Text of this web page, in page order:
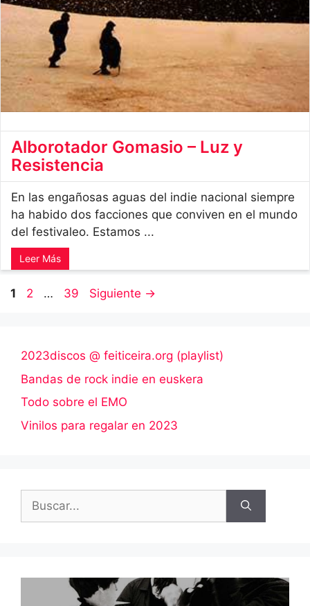
Alborotador Gomasio – Luz y
Resistencia
En las engañosas aguas del indie nacional siempre
ha habido dos facciones que conviven en el mundo
del festivaleo. Estamos ...
Leer Más
Página
1 Página
2 … Página
39 Siguiente →
2023discos @ feiticeira.org (playlist)
Bandas de rock indie en euskera
Todo sobre el EMO
Vinilos para regalar en 2023